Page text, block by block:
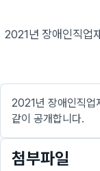
2021년 장애인직업
2021년 장애인직업
같이 공개합니다.
첨부파일